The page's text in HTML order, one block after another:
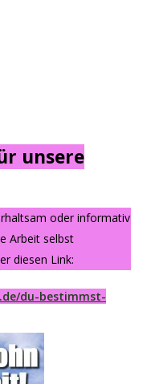
unsere
oder informativ
Arbeit selbst
diesen Link:
du-bestimmst-